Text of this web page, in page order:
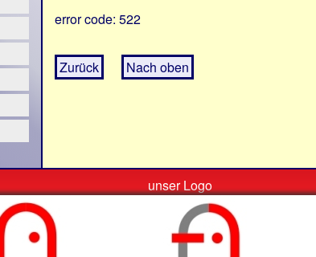
error code: 522
Zurück Nach oben
unser Logo